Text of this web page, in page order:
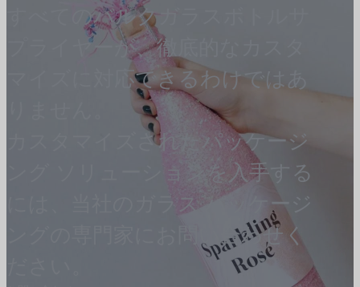
すべてのバルクガラスボトルサ
プライヤーが、徹底的なカスタ
マイズに対応できるわけではあ
カスタマイズされたパッケージ
ング ソリューションを入手する
には、当社のガラス パッケージ
ングの専門家にお問い合わせく